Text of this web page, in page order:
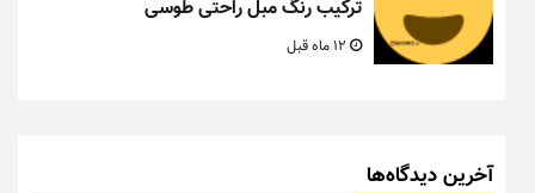
ترکیب رنگ مبل راحتی طوسی
آخرین دیدگاه‌ها